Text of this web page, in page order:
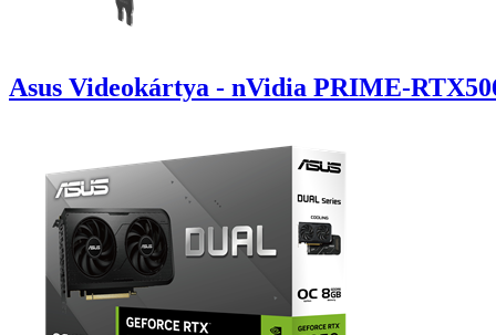
Asus Videokártya - nVidia PRIME-